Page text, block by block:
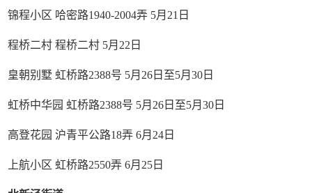
锦程小区 哈密路1940-2004弄 5月21日
程桥二村 程桥二村 5月22日
皇朝别墅 虹桥路2388号 5月26日至5月30日
虹桥中华园 虹桥路2388号 5月26日至5月30日
高登花园 沪青平公路18弄 6月24日
上航小区 虹桥路2550弄 6月25日